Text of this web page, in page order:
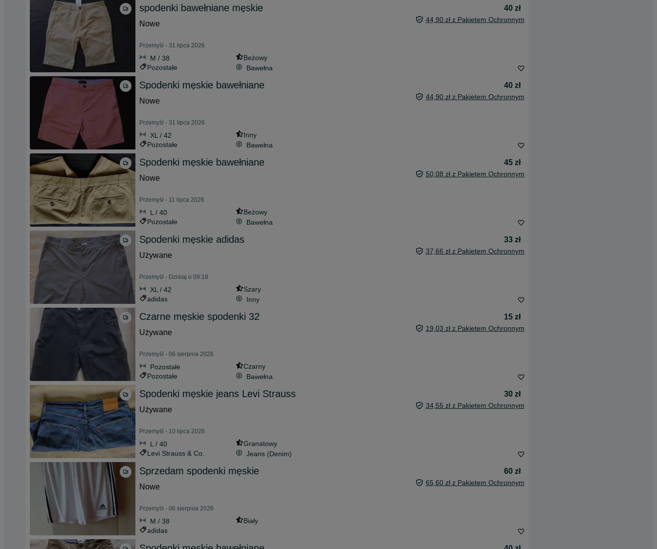
spodenki bawełniane męskie
40 zł
Nowe
44,90 zł z Pakietem Ochronnym
Przemyśl - 31 lipca 2026
M / 38
Beżowy
Pozostałe
Bawełna
Spodenki męskie bawełniane
40 zł
Nowe
44,90 zł z Pakietem Ochronnym
Przemyśl - 31 lipca 2026
XL / 42
Inny
Pozostałe
Bawełna
Spodenki męskie bawełniane
45 zł
Nowe
50,08 zł z Pakietem Ochronnym
Przemyśl - 11 lipca 2026
L / 40
Beżowy
Pozostałe
Bawełna
Spodenki męskie adidas
33 zł
Używane
37,66 zł z Pakietem Ochronnym
Przemyśl - Dzisiaj o 09:18
XL / 42
Szary
adidas
Inny
Czarne męskie spodenki 32
15 zł
Używane
19,03 zł z Pakietem Ochronnym
Przemyśl - 06 sierpnia 2026
Pozostałe
Czarny
Pozostałe
Bawełna
Spodenki męskie jeans Levi Strauss
30 zł
Używane
34,55 zł z Pakietem Ochronnym
Przemyśl - 10 lipca 2026
L / 40
Granatowy
Levi Strauss & Co.
Jeans (Denim)
Sprzedam spodenki męskie
60 zł
Nowe
65,60 zł z Pakietem Ochronnym
Przemyśl - 06 sierpnia 2026
M / 38
Biały
adidas